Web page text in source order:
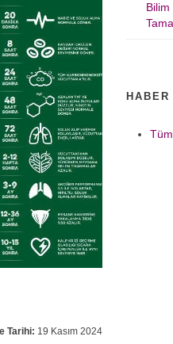
Tarihi: 19 Kasım 2024
Bilim